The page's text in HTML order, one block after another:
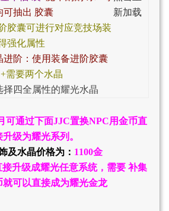
可抽出 胶囊
新加载
胶囊可进行对应竞技场装
强化属性
进阶：使用装备进阶胶囊
+需要两个水晶
择四全属性的耀光水晶
可通过下面JJC置换NPC用金币直
升级为耀光系列。
及水晶价格为： 1100金
升级成耀光任意系统，需要 补集
就可以直接成为耀光金龙